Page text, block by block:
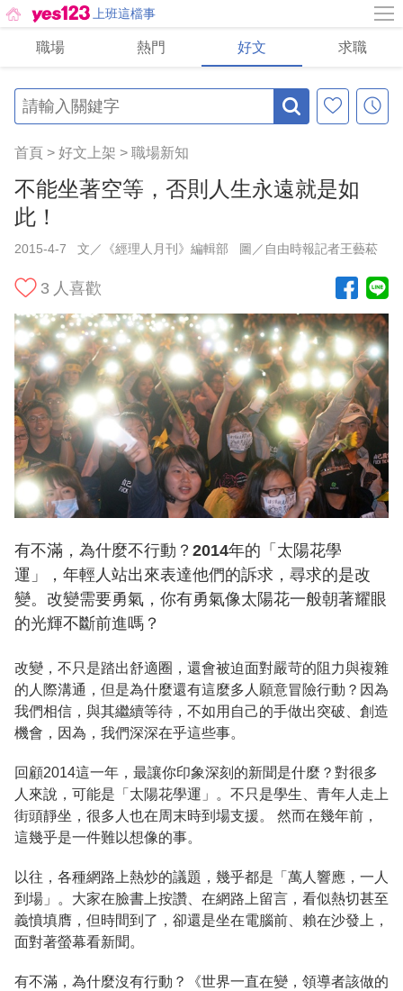
上班這檔事
職場 熱門 好文 求職
首頁 > 好文上架 > 職場新知
不能坐著空等，否則人生永遠就是如
此！
2015-4-7 文／《經理人月刊》編輯部 圖／自由時報記者王藝菘
3 人喜歡
有不滿，為什麼不行動？2014年的「太陽花學
運」，年輕人站出來表達他們的訴求，尋求的是改
變。改變需要勇氣，你有勇氣像太陽花一般朝著耀眼
的光輝不斷前進嗎？
改變，不只是踏出舒適圈，還會被迫面對嚴苛的阻力與複雜
的人際溝通，但是為什麼還有這麼多人願意冒險行動？因為
我們相信，與其繼續等待，不如用自己的手做出突破、創造
機會，因為，我們深深在乎這些事。
回顧2014這一年，最讓你印象深刻的新聞是什麼？對很多
人來說，可能是「太陽花學運」。不只是學生、青年人走上
街頭靜坐，很多人也在周末時到場支援。 然而在幾年前，
這幾乎是一件難以想像的事。
以往，各種網路上熱炒的議題，幾乎都是「萬人響應，一人
到場」。大家在臉書上按讚、在網路上留言，看似熱切甚至
義憤填膺，但時間到了，卻還是坐在電腦前、賴在沙發上，
面對著螢幕看新聞。
有不滿，為什麼沒有行動？《世界一直在變，領導者該做的